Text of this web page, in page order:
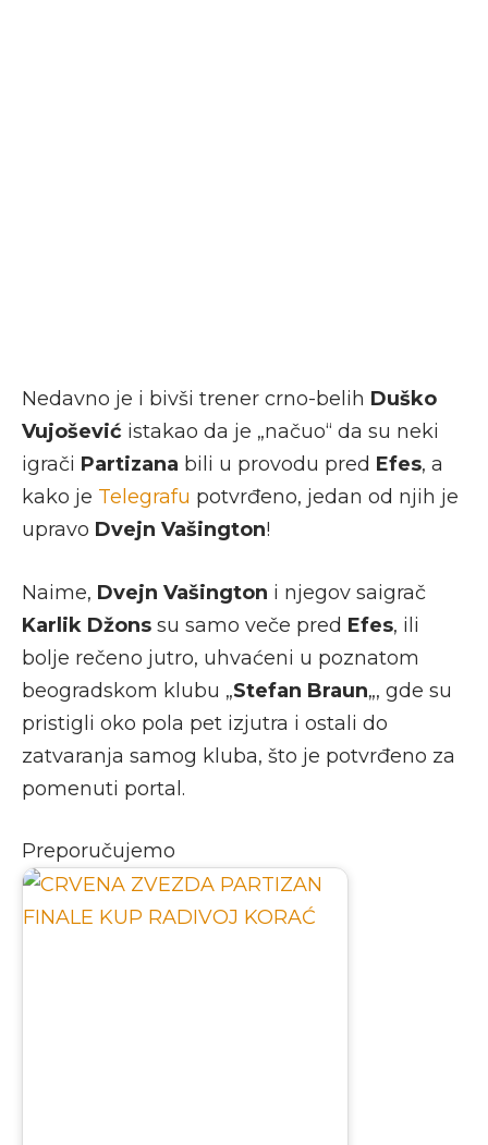
Nedavno je i bivši trener crno-belih Duško
Vujošević istakao da je „načuo“ da su neki
igrači Partizana bili u provodu pred Efes, a
kako je Telegrafu potvrđeno, jedan od njih je
upravo Dvejn Vašington!
Naime, Dvejn Vašington i njegov saigrač
Karlik Džons su samo veče pred Efes, ili
bolje rečeno jutro, uhvaćeni u poznatom
beogradskom klubu „Stefan Braun„, gde su
pristigli oko pola pet izjutra i ostali do
zatvaranja samog kluba, što je potvrđeno za
pomenuti portal.
Preporučujemo